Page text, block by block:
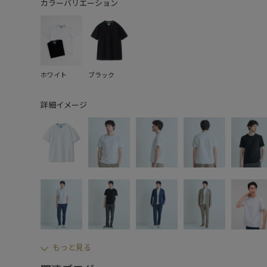
カラーバリエーション
ホワイト ブラック
詳細イメージ
もっと見る